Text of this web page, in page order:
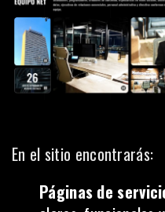
En el sitio encontrarás:
Páginas de